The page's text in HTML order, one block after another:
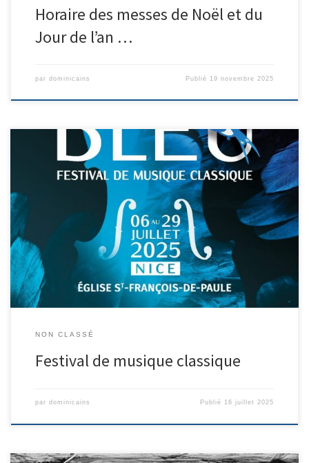
Horaire des messes de Noël et du
Jour de l’an …
par dominicains Publié 19 novembre 2025
L’Oiseau bleu Festival de musique classique Juillet 2025 Église des
Dominicains de Nice Infos :
https://www.explorenicecotedazur.com/fiche/l-oiseau-bleu-
festival-de-musique-classique/ Le programme
NON CLASSÉ
Festival de musique classique
par dominicains Publié 16 juillet 2025